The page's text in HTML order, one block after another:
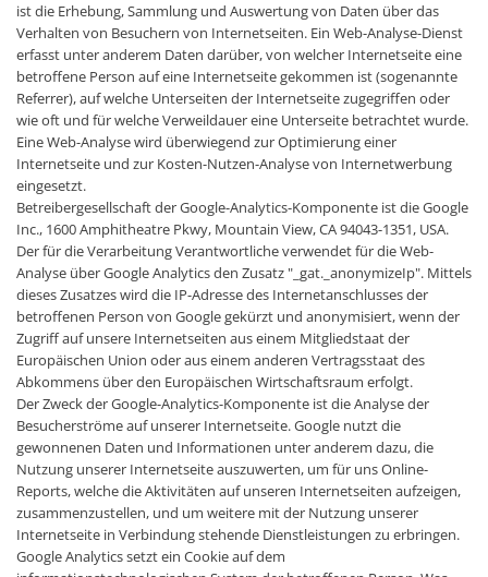
ist die Erhebung, Sammlung und Auswertung von Daten über das
Verhalten von Besuchern von Internetseiten. Ein Web-Analyse-Dienst
erfasst unter anderem Daten darüber, von welcher Internetseite eine
betroffene Person auf eine Internetseite gekommen ist (sogenannte
Referrer), auf welche Unterseiten der Internetseite zugegriffen oder
wie oft und für welche Verweildauer eine Unterseite betrachtet wurde.
Eine Web-Analyse wird überwiegend zur Optimierung einer
Internetseite und zur Kosten-Nutzen-Analyse von Internetwerbung
eingesetzt.
Betreibergesellschaft der Google-Analytics-Komponente ist die Google
Inc., 1600 Amphitheatre Pkwy, Mountain View, CA 94043-1351, USA.
Der für die Verarbeitung Verantwortliche verwendet für die Web-
Analyse über Google Analytics den Zusatz "_gat._anonymizeIp". Mittels
dieses Zusatzes wird die IP-Adresse des Internetanschlusses der
betroffenen Person von Google gekürzt und anonymisiert, wenn der
Zugriff auf unsere Internetseiten aus einem Mitgliedstaat der
Europäischen Union oder aus einem anderen Vertragsstaat des
Abkommens über den Europäischen Wirtschaftsraum erfolgt.
Der Zweck der Google-Analytics-Komponente ist die Analyse der
Besucherströme auf unserer Internetseite. Google nutzt die
gewonnenen Daten und Informationen unter anderem dazu, die
Nutzung unserer Internetseite auszuwerten, um für uns Online-
Reports, welche die Aktivitäten auf unseren Internetseiten aufzeigen,
zusammenzustellen, und um weitere mit der Nutzung unserer
Internetseite in Verbindung stehende Dienstleistungen zu erbringen.
Google Analytics setzt ein Cookie auf dem